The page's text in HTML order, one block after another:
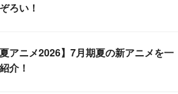
ろい！
夏アニメ2026】7月期夏の新アニメを一
介！